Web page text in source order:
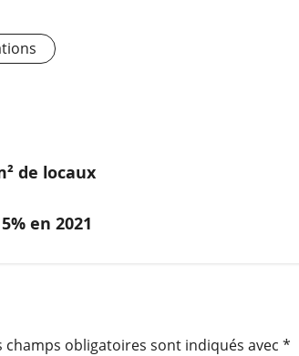
de locaux
en 2021
champs obligatoires sont indiqués avec *